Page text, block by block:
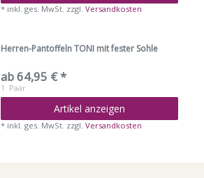
* inkl. ges. MwSt. zzgl.Versandkosten
Herren-Pantoffeln TONI mit fester Sohle
ab 64,95 € *
1 Paar
Artikel anzeigen
* inkl. ges. MwSt. zzgl.Versandkosten